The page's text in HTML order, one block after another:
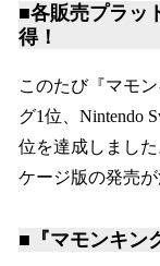
■各販売プラッ
得！
このたび『マモ
グ1位、Nintendo
位を達成しまし
ケージ版の発売
■『マモンキン